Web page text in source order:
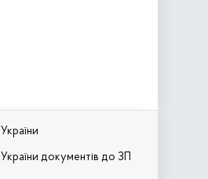
документів до ЗП